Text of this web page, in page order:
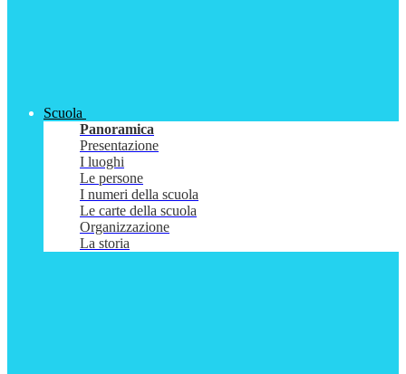
Scuola
Panoramica
Presentazione
I luoghi
Le persone
I numeri della scuola
Le carte della scuola
Organizzazione
La storia